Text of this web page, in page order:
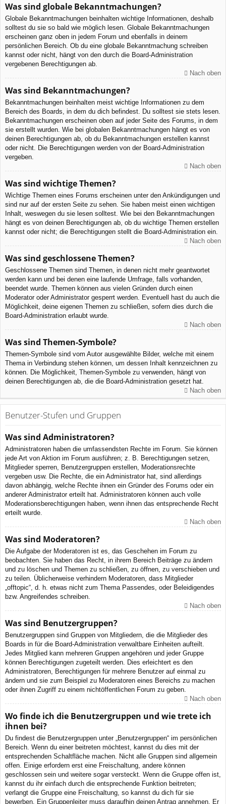
Was sind globale Bekanntmachungen?
Globale Bekanntmachungen beinhalten wichtige Informationen, deshalb
solltest du sie so bald wie möglich lesen. Globale Bekanntmachungen
erscheinen ganz oben in jedem Forum und ebenfalls in deinem
persönlichen Bereich. Ob du eine globale Bekanntmachung schreiben
kannst oder nicht, hängt von den durch die Board-Administration
vergebenen Berechtigungen ab.
Nach oben
Was sind Bekanntmachungen?
Bekanntmachungen beinhalten meist wichtige Informationen zu dem
Bereich des Boards, in dem du dich befindest. Du solltest sie stets lesen.
Bekanntmachungen erscheinen oben auf jeder Seite des Forums, in dem
sie erstellt wurden. Wie bei globalen Bekanntmachungen hängt es von
deinen Berechtigungen ab, ob du Bekanntmachungen erstellen kannst
oder nicht. Die Berechtigungen werden von der Board-Administration
vergeben.
Nach oben
Was sind wichtige Themen?
Wichtige Themen eines Forums erscheinen unter den Ankündigungen und
sind nur auf der ersten Seite zu sehen. Sie haben meist einen wichtigen
Inhalt, weswegen du sie lesen solltest. Wie bei den Bekanntmachungen
hängt es von deinen Berechtigungen ab, ob du wichtige Themen erstellen
kannst oder nicht; die Berechtigungen stellt die Board-Administration ein.
Nach oben
Was sind geschlossene Themen?
Geschlossene Themen sind Themen, in denen nicht mehr geantwortet
werden kann und bei denen eine laufende Umfrage, falls vorhanden,
beendet wurde. Themen können aus vielen Gründen durch einen
Moderator oder Administrator gesperrt werden. Eventuell hast du auch die
Möglichkeit, deine eigenen Themen zu schließen, sofern dies durch die
Board-Administration erlaubt wurde.
Nach oben
Was sind Themen-Symbole?
Themen-Symbole sind vom Autor ausgewählte Bilder, welche mit einem
Thema in Verbindung stehen können, um dessen Inhalt kennzeichnen zu
können. Die Möglichkeit, Themen-Symbole zu verwenden, hängt von
deinen Berechtigungen ab, die die Board-Administration gesetzt hat.
Nach oben
Benutzer-Stufen und Gruppen
Was sind Administratoren?
Administratoren haben die umfassendsten Rechte im Forum. Sie können
jede Art von Aktion im Forum ausführen; z. B. Berechtigungen setzen,
Mitglieder sperren, Benutzergruppen erstellen, Moderationsrechte
vergeben usw. Die Rechte, die ein Administrator hat, sind allerdings
davon abhängig, welche Rechte ihnen ein Gründer des Forums oder ein
anderer Administrator erteilt hat. Administratoren können auch volle
Moderationsberechtigungen haben, wenn ihnen das entsprechende Recht
erteilt wurde.
Nach oben
Was sind Moderatoren?
Die Aufgabe der Moderatoren ist es, das Geschehen im Forum zu
beobachten. Sie haben das Recht, in ihrem Bereich Beiträge zu ändern
und zu löschen und Themen zu schließen, zu öffnen, zu verschieben und
zu teilen. Üblicherweise verhindern Moderatoren, dass Mitglieder
„offtopic“, d. h. etwas nicht zum Thema Passendes, oder Beleidigendes
bzw. Angreifendes schreiben.
Nach oben
Was sind Benutzergruppen?
Benutzergruppen sind Gruppen von Mitgliedern, die die Mitglieder des
Boards in für die Board-Administration verwaltbare Einheiten aufteilt.
Jedes Mitglied kann mehreren Gruppen angehören und jeder Gruppe
können Berechtigungen zugeteilt werden. Dies erleichtert es den
Administratoren, Berechtigungen für mehrere Benutzer auf einmal zu
ändern und sie zum Beispiel zu Moderatoren eines Bereichs zu machen
oder ihnen Zugriff zu einem nichtöffentlichen Forum zu geben.
Nach oben
Wo finde ich die Benutzergruppen und wie trete ich
ihnen bei?
Du findest die Benutzergruppen unter „Benutzergruppen“ im persönlichen
Bereich. Wenn du einer beitreten möchtest, kannst du dies mit der
entsprechenden Schaltfläche machen. Nicht alle Gruppen sind allgemein
offen. Einige erfordern erst eine Freischaltung, andere können
geschlossen sein und weitere sogar versteckt. Wenn die Gruppe offen ist,
kannst du ihr einfach durch die entsprechende Funktion beitreten;
verlangt die Gruppe eine Freischaltung, so kannst du dich für sie
bewerben. Ein Gruppenleiter muss daraufhin deinen Antrag annehmen. Er